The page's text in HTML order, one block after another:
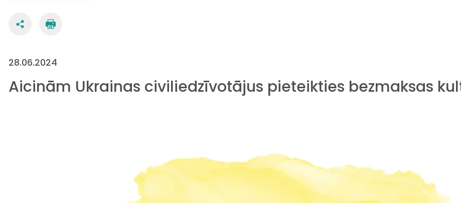
28.06.2024
Aicinām Ukrainas civiliedzīvotājus pieteikties bezmaksas